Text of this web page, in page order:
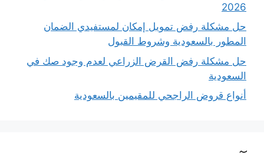
2026
حل مشكلة رفض تمويل إمكان لمستفيدي الضمان
المطور بالسعودية وشروط القبول
حل مشكلة رفض القرض الزراعي لعدم وجود صك في
السعودية
أنواع قروض الراجحي للمقيمين بالسعودية